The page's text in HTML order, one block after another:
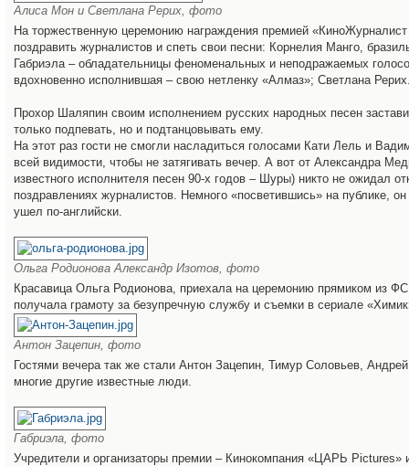
Алиса Мон и Светлана Рерих, фото
На торжественную церемонию награждения премией
поздравить журналистов и спеть свои песни: Корнелия Манго,
Габриэла – обладательницы феноменальных и неподражаемых
вдохновенно исполнившая – свою нетленку «Алмаз»; Светлана
Прохор Шаляпин своим исполнением русских народных песен
только подпевать, но и подтанцовывать ему.
На этот раз гости не смогли насладиться голосами Кати Лель и
всей видимости, чтобы не затягивать вечер. А вот от Александра
известного исполнителя песен 90-х годов – Шуры) никто не ожидал
поздравлениях журналистов. Немного «посветившись» на публике, он
ушел по-английски.
Ольга Родионова Александр Изотов, фото
Красавица Ольга Родионова, приехала на церемонию прямиком из
получала грамоту за безупречную службу и съемки в сериале
Антон Зацепин, фото
Гостями вечера так же стали Антон Зацепин, Тимур Соловьев,
многие другие известные люди.
Габриэла, фото
Учредители и организаторы премии – Кинокомпания «ЦАРЬ Pictures»